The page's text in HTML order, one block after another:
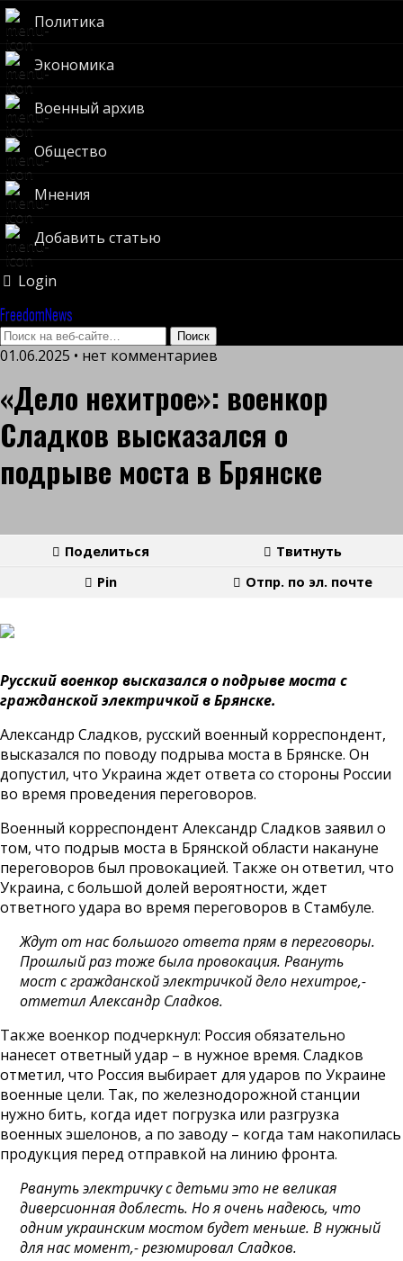
Политика
Экономика
Военный архив
Общество
Мнения
Добавить статью
Login
FreedomNews
01.06.2025 • нет комментариев
«Дело нехитрое»: военкор
Сладков высказался о
подрыве моста в Брянске
Поделиться
Твитнуть
Pin
Отпр. по эл. почте
Русский военкор высказался о подрыве моста с
гражданской электричкой в Брянске.
Александр Сладков, русский военный корреспондент,
высказался по поводу подрыва моста в Брянске. Он
допустил, что Украина ждет ответа со стороны России
во время проведения переговоров.
Военный корреспондент Александр Сладков заявил о
том, что подрыв моста в Брянской области накануне
переговоров был провокацией. Также он ответил, что
Украина, с большой долей вероятности, ждет
ответного удара во время переговоров в Стамбуле.
Ждут от нас большого ответа прям в переговоры.
Прошлый раз тоже была провокация. Рвануть
мост с гражданской электричкой дело нехитрое,-
отметил Александр Сладков.
Также военкор подчеркнул: Россия обязательно
нанесет ответный удар – в нужное время. Сладков
отметил, что Россия выбирает для ударов по Украине
военные цели. Так, по железнодорожной станции
нужно бить, когда идет погрузка или разгрузка
военных эшелонов, а по заводу – когда там накопилась
продукция перед отправкой на линию фронта.
Рвануть электричку с детьми это не великая
диверсионная доблесть. Но я очень надеюсь, что
одним украинским мостом будет меньше. В нужный
для нас момент,- резюмировал Сладков.